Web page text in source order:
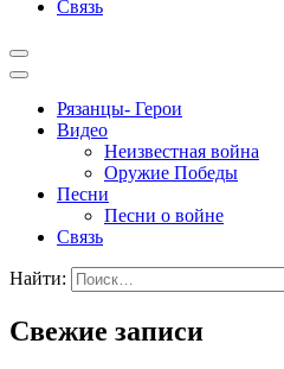
Cвязь
Рязанцы- Герои
Видео
Неизвестная война
Оружие Победы
Песни
Песни о войне
Cвязь
Найти:
Свежие записи